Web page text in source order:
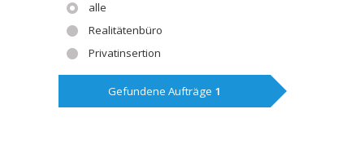
alle
Realitätenbüro
Privatinsertion
Gefundene Aufträge 1